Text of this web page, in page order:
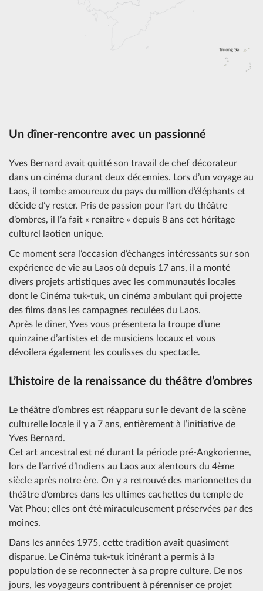
Un dîner-rencontre avec un passionné
Yves Bernard avait quitté son travail de chef décorateur
dans un cinéma durant deux décennies. Lors d’un voyage au
Laos, il tombe amoureux du pays du million d’éléphants et
décide d’y rester. Pris de passion pour l’art du théâtre
d’ombres, il l’a fait « renaître » depuis 8 ans cet héritage
culturel laotien unique.
Ce moment sera l’occasion d’échanges intéressants sur son
expérience de vie au Laos où depuis 17 ans, il a monté
divers projets artistiques avec les communautés locales
dont le Cinéma tuk-tuk, un cinéma ambulant qui projette
des films dans les campagnes reculées du Laos.
Après le dîner, Yves vous présentera la troupe d’une
quinzaine d’artistes et de musiciens locaux et vous
dévoilera également les coulisses du spectacle.
L’histoire de la renaissance du théâtre d’ombres
Le théâtre d’ombres est réapparu sur le devant de la scène
culturelle locale il y a 7 ans, entièrement à l’initiative de
Yves Bernard.
Cet art ancestral est né durant la période pré-Angkorienne,
lors de l’arrivé d’Indiens au Laos aux alentours du 4ème
siècle après notre ère. On y a retrouvé des marionnettes du
théâtre d’ombres dans les ultimes cachettes du temple de
Vat Phou; elles ont été miraculeusement préservées par des
moines.
Dans les années 1975, cette tradition avait quasiment
disparue. Le Cinéma tuk-tuk itinérant a permis à la
population de se reconnecter à sa propre culture. De nos
jours, les voyageurs contribuent à pérenniser ce projet